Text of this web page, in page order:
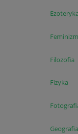
Ezoteryka
Feminizm
Filozofia
Fizyka